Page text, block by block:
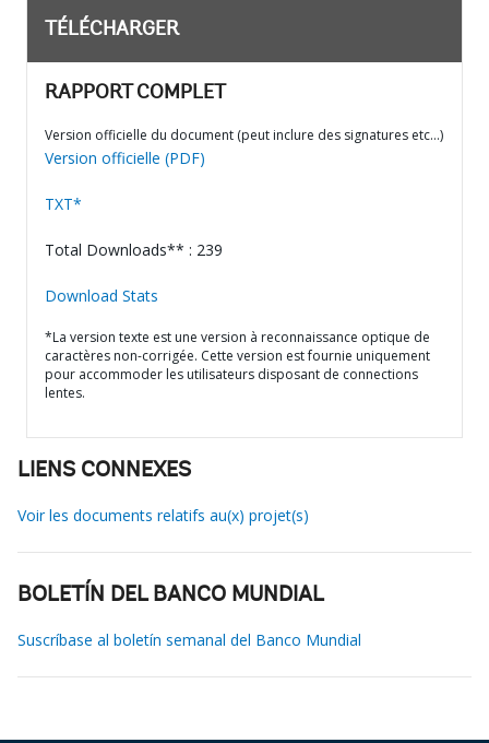
TÉLÉCHARGER
RAPPORT COMPLET
Version officielle du document (peut inclure des signatures etc…)
Version officielle (PDF)
TXT*
Total Downloads** : 239
Download Stats
*La version texte est une version à reconnaissance optique de
caractères non-corrigée. Cette version est fournie uniquement
pour accommoder les utilisateurs disposant de connections
lentes.
LIENS CONNEXES
Voir les documents relatifs au(x) projet(s)
BOLETÍN DEL BANCO MUNDIAL
Suscríbase al boletín semanal del Banco Mundial